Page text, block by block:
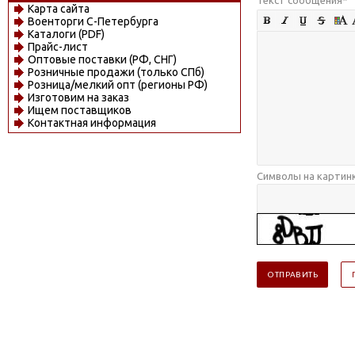
Карта сайта
Военторги С-Петербурга
Каталоги (PDF)
Прайс-лист
Оптовые поставки (РФ, СНГ)
Розничные продажи (только СПб)
Розница/мелкий опт (регионы РФ)
Изготовим на заказ
Ищем поставщиков
Контактная информация
Символы на